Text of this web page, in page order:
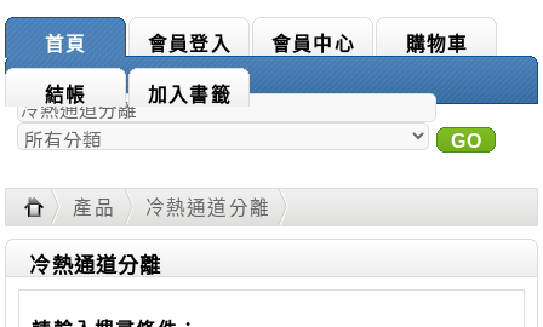
首頁 會員登入 會員中心 購物車
結帳 加入書籤
商品搜尋：
GO
產品
冷熱通道分離
冷熱通道分離